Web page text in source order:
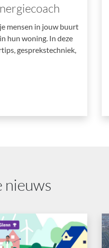
mensen in jouw buurt
hun woning. In deze
gesprekstechniek,
nieuws